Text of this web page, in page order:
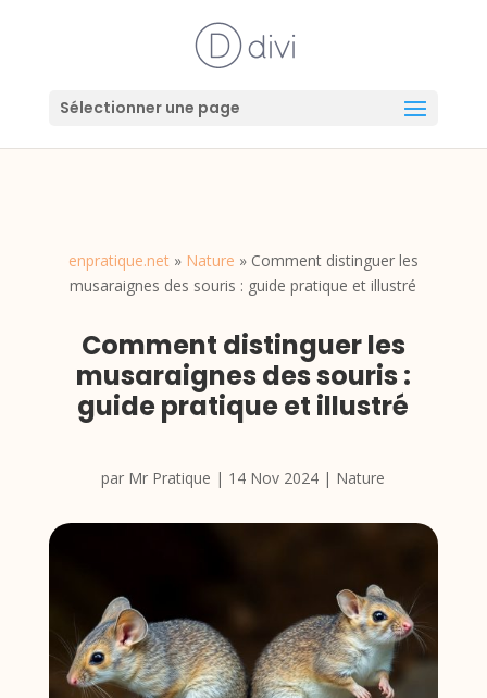
Sélectionner une page
enpratique.net» Nature » Comment distinguer les
musaraignes des souris : guide pratique et illustré
Comment distinguer les
musaraignes des souris :
guide pratique et illustré
par Mr Pratique | 14 Nov 2024 | Nature